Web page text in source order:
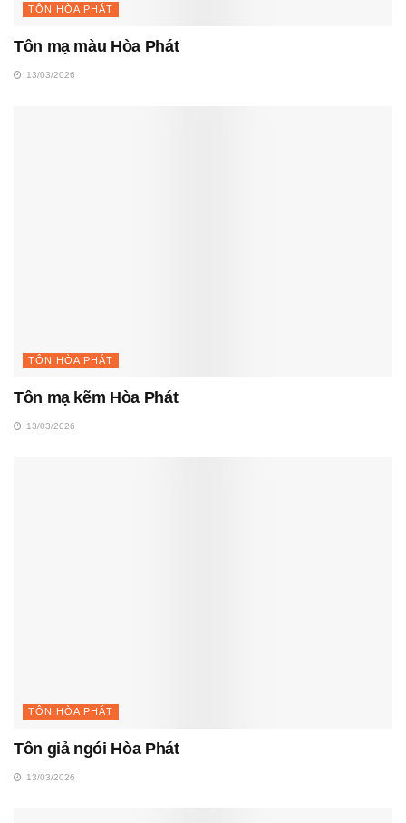
TÔN HÒA PHÁT
Tôn mạ màu Hòa Phát
13/03/2026
TÔN HÒA PHÁT
Tôn mạ kẽm Hòa Phát
13/03/2026
TÔN HÒA PHÁT
Tôn giả ngói Hòa Phát
13/03/2026